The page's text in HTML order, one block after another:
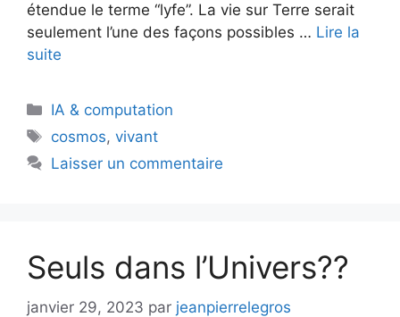
étendue le terme “lyfe”. La vie sur Terre serait
seulement l’une des façons possibles … Lire la
suite
Catégories
IA & computation
Étiquettes
cosmos,vivant
Laisser un commentaire
Seuls dans l’Univers??
janvier 29, 2023 par jeanpierrelegros